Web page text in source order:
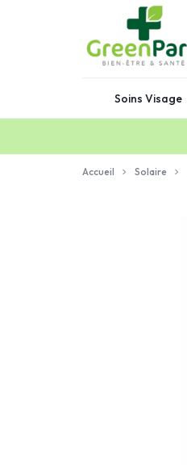
GREENPARA
Parapharmacie
Maroc
Soins Visage
Accueil Solaire